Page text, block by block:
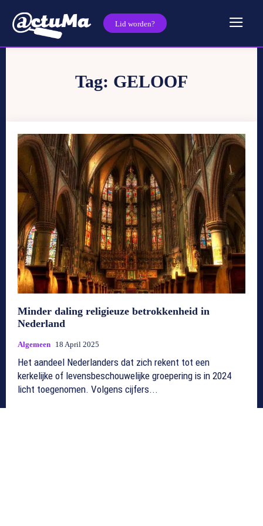
Lid worden?
Tag: GELOOF
Minder daling religieuze betrokkenheid in
Nederland
Algemeen 18 April 2025
Het aandeel Nederlanders dat zich rekent tot een
kerkelijke of levensbeschouwelijke groepering is in 2024
licht toegenomen. Volgens cijfers...